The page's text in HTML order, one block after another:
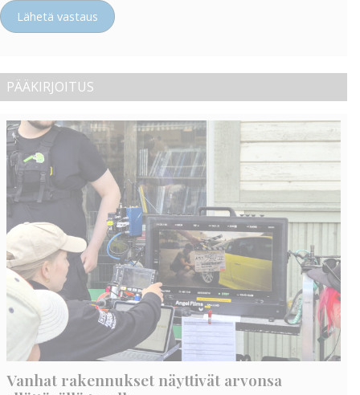
Lähetä vastaus
PÄÄKIRJOITUS
Vanhat rakennukset näyttivät arvonsa